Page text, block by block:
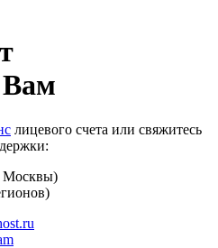
лицевого счета или свяжитесь
Москвы)